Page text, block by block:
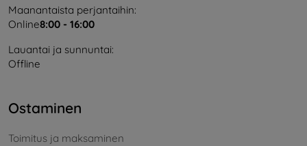
Maanantaista perjantaihin:
Online8:00 - 16:00
Lauantai ja sunnuntai:
Offline
Ostaminen
Toimitus ja maksaminen